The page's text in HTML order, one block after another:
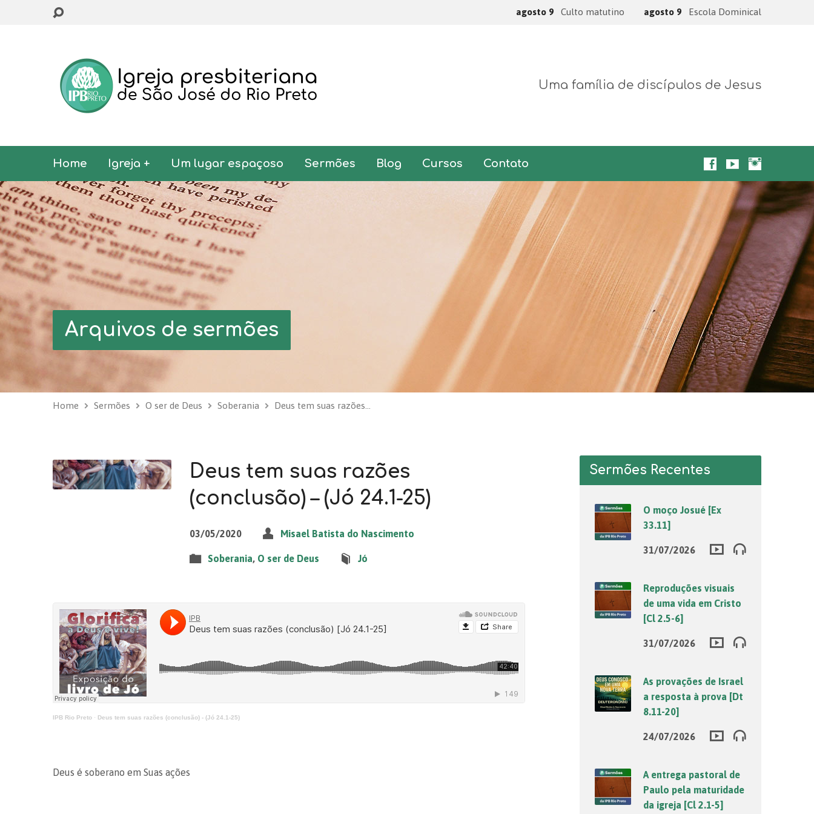
agosto 9 Culto matutino agosto 9 Escola Dominical
Uma família de discípulos de Jesus
Home Igreja + Um lugar espaçoso Sermões Blog Cursos Contato
Arquivos de sermões
Home Sermões O ser de Deus Soberania Deus tem suas razões…
Deus tem suas razões
(conclusão) – (Jó 24.1-25)
03/05/2020 Misael Batista do Nascimento
Soberania, O ser de Deus Jó
IPB Rio Preto · Deus tem suas razões (conclusão) - (Jó 24.1-25)
Deus é soberano em Suas ações
Sermões Recentes
O moço Josué [Ex
33.11]
31/07/2026
Reproduções visuais
de uma vida em Cristo
[Cl 2.5-6]
31/07/2026
As provações de Israel
a resposta à prova [Dt
8.11-20]
24/07/2026
A entrega pastoral de
Paulo pela maturidade
da igreja [Cl 2.1-5]